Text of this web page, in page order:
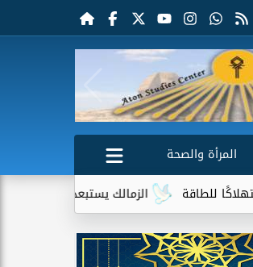
المرأة والصحة
الزمالك يستبعد 4 لاعبين شباب من حساباته في الموسم الجديد